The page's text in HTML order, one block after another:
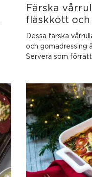
Färska
fläskkött och
Dessa färska
och gomadressing
Servera som